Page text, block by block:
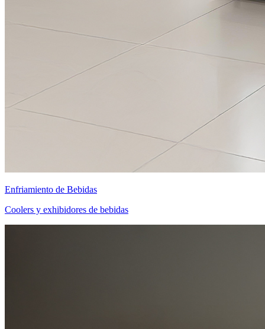
Enfriamiento de Bebidas
Coolers y exhibidores de bebidas